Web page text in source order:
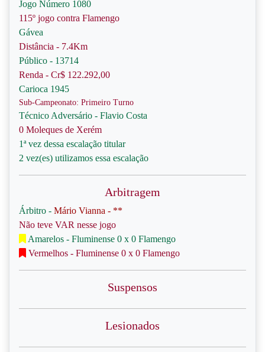
Jogo Número 1080
115º jogo contra Flamengo
Gávea
Distância - 7.4Km
Público - 13714
Renda - Cr$ 122.292,00
Carioca 1945
Sub-Campeonato: Primeiro Turno
Técnico Adversário - Flavio Costa
0 Moleques de Xerém
1ª vez dessa escalação titular
2 vez(es) utilizamos essa escalação
Arbitragem
Árbitro - Mário Vianna - **
Não teve VAR nesse jogo
Amarelos - Fluminense 0 x 0 Flamengo
Vermelhos - Fluminense 0 x 0 Flamengo
Suspensos
Lesionados